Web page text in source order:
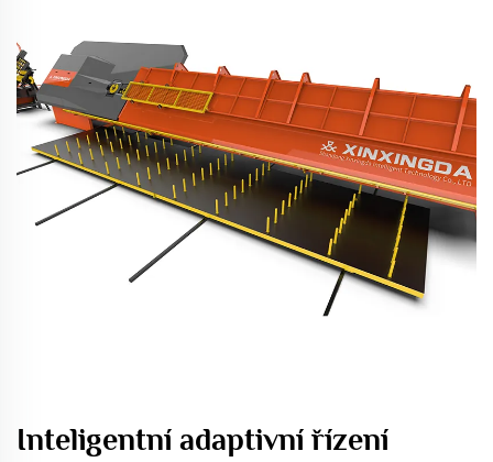
Inteligentní adaptivní řízení